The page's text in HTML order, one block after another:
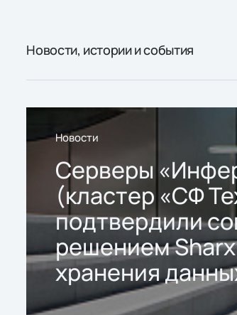
Новости, истории и события
Новости
Серверы
(кластер «СФ
подтвердили
решением
хранения